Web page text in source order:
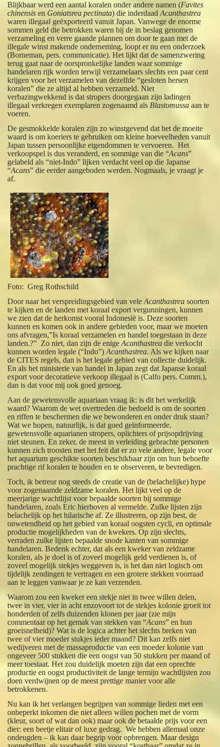
Blijkbaar werd een aantal koralen onder andere namen (Favites
chinensis en Goniatsrea pectinata) die inderdaadAcanthastrea
waren illegaal geëxporteerd vanuit Japan. Vanwege de enorme
sommen geld die betrokken waren bij de in beslag genomen
verzameling en verre gaande plannen om door te gaan met de
illegale winst makende onderneming, loopt er nu een onderzoek
(Borneman, pers. communicatie). Het lijkt dat de samenzwering
terug gaat naar de oorspronkelijke landen waar sommige
handelaren rijk worden terwijl verzamelaars slechts een paar cent
krijgen voor het verzamelen van dezelfde “gesloten hersen
koralen” die ze altijd al hebben verzameld. Niet
verbazingwekkend is dat stropers doorgegaan zijn ladingen
illegaal verkregen exemplaren zogenaamd als Blastomussaaan te
voeren.
De gesmokkelde koralen zijn zo winstgevend dat het de moeite
waard is om koeriers te gebruiken om kleine hoeveelheden vanuit
Japan tussen persoonlijke eigendommen te vervoeren. Het
verkoopspel is dus veranderd, en sommige van die “Acans”
gelabeld als “niet-Indo” lijken verdacht veel op die Japanse
“Acans” die eerder aangeboden werden. Nogmaals, je vraagt je
af.
Foto: Greg Rothschild
Door naar het verspreidingsgebied van veleAcanthastrea soorten
te kijken en de landen met koraal export vergunningen, kunnen
we zien dat de herkomst vooral Indonesië is. Deze soorten
kunnen en komen ook in andere gebieden voor, maar we moeten
ons afvragen,”Is koraal verzamelen en handel toegestaan in deze
landen.?” Zo niet, dan zijn de enigeAcanthastrea die verkocht
kunnen worden legale (“Indo”)Acanthastrea. Als we kijken naar
de CITES regels, dan is het legale gebied van collectie duidelijk.
En als het ministerie van handel in Japan zegt dat Japanse koraal
export voor decoratieve verkoop illegaal is (Calfo pers. Comm.),
dan is dat voor mij ook goed genoeg.
Aan de gewetensvolle aquariaan vraag ik: is dit het werkelijk
waard? Waarom de wet overtreden die bedoeld is om de soorten
en riffen te beschermen die we bewonderen en onder druk staan?
Wat we hopen, natuurlijk, is dat goed geïnformeerde,
gewetensvolle aquarianen stropers, oplichters of prijsopdrijving
niet steunen. En zeker, de meest in verleiding gebrachte personen
kunnen zich troosten met het feit dat er zo vele andere, legale voor
het aquarium geschikte soorten beschikbaar zijn om hun behoefte
prachtige rif koralen te houden en te observeren, te bevredigen.
Toch, ik betreur nog steeds de creatie van de (belachelijke) hype
voor zogenaamde zeldzame koralen. Het lijkt veel op de
meerjarige wachtlijst voor bepaalde soorten bij sommige
handelaren, zoals Eric hierboven al vermelde. Zulke lijsten zijn
belachelijk op het hilarische af. Ze illustreren, op zijn best, de
onwetendheid op het gebied van koraal oogsten cycli, en optimale
productie mogelijkheden van de kwekers. Op zijn slechts,
verraden zulke lijsten bepaalde snode kanten van sommige
handelaren. Bedenk echter, dat als een kweker van zeldzame
koralen, als je doel is of zoveel mogelijk geld verdienen is, of
zoveel mogelijk stekjes weggeven is, is het dan niet logisch om
tijdelijk zendingen te vertragen en een grotere stekken voorraad
aan te leggen vanwaar je ze kan verzenden.
Waarom zou een kweker een stekje niet in twee willen delen,
twee in vier, vier in acht enzovoort tot de stekjes kolonie groeit tot
honderden of zelfs duizenden klonen per jaar (zie mijn
commentaar op het gemak van stekken van “Acans” en hun
groeisnelheid)? Wat is de logica achter het slechts breken van
twee of vier moeder stukjes ieder maand? Dit kan zelfs niet
wedijveren met de massaproductie van een moeder kolonie van
ongeveer 500 stukken die een oogst van 50 stukken per maand of
meer toestaat. Het zou duidelijk moeten zijn dat een oprechte
productie en oogst productiviteit de lange termijn wachtlijsten zou
doen verdwijnen op de meest prettige manier voor alle
betrokkenen.
Nu kan ik het verlangen begrijpen van sommige lieden met een
onbeperkt inkomen die niet alleen willen pochen met de vorm
(kleur, soort of wat dan ook) maar ook de betaalde prijs voor een
dier: een beetje elitair of luxe gedrag. We hebben allemaal onze
ondeugden – ik kan daar begrip voor opbrengen. Maar design